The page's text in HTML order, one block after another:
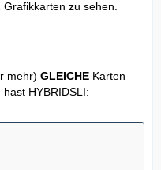
zu sehen.
mehr) GLEICHE Karten
HYBRIDSLI: